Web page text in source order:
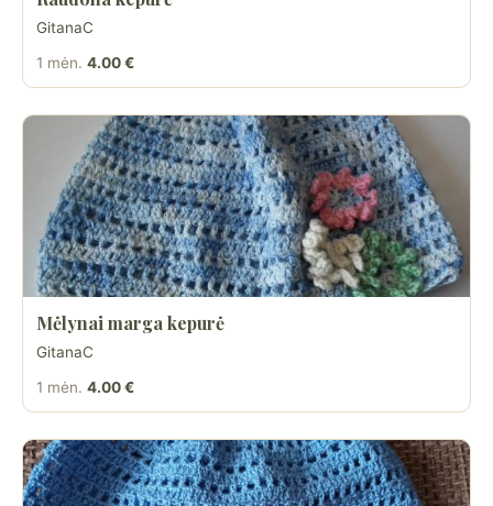
GitanaC
1 mėn. 4.00 €
Mėlynai marga kepurė
GitanaC
1 mėn. 4.00 €